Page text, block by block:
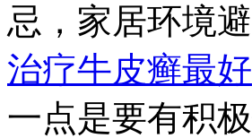
忌，家居环境
治疗牛皮癣最好
一点是要有积